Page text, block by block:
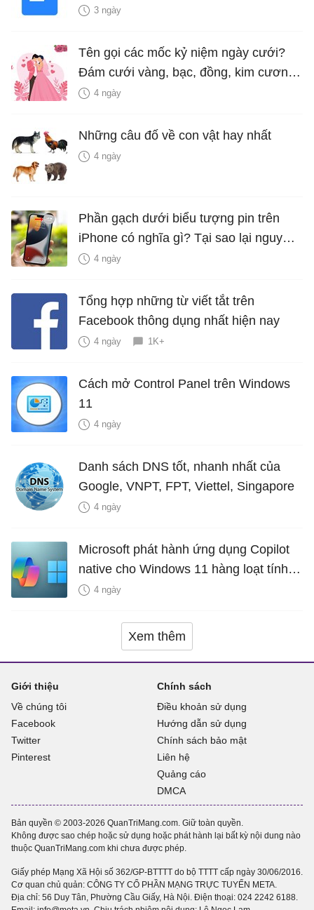
3 ngày
Tên gọi các mốc kỷ niệm ngày cưới?
Đám cưới vàng, bạc, đồng, kim cương
là bao nhiêu năm?
4 ngày
Những câu đố về con vật hay nhất
4 ngày
Phần gạch dưới biểu tượng pin trên
iPhone có nghĩa gì? Tại sao lại nguy
hiểm?
4 ngày
Tổng hợp những từ viết tắt trên
Facebook thông dụng nhất hiện nay
4 ngày 1K+
Cách mở Control Panel trên Windows
11
4 ngày
Danh sách DNS tốt, nhanh nhất của
Google, VNPT, FPT, Viettel, Singapore
4 ngày
Microsoft phát hành ứng dụng Copilot
native cho Windows 11 hàng loạt tính
năng mới Hữu Ích
4 ngày
Xem thêm
Giới thiệu
Về chúng tôi
Facebook
Twitter
Pinterest
Chính sách
Điều khoản sử dụng
Hướng dẫn sử dụng
Chính sách bảo mật
Liên hệ
Quảng cáo
DMCA
Bản quyền © 2003-2026 QuanTriMang.com. Giữ toàn quyền.
Không được sao chép hoặc sử dụng hoặc phát hành lại bất kỳ nội dung nào
thuộc QuanTriMang.com khi chưa được phép.
Giấy phép Mạng Xã Hội số 362/GP-BTTTT do bộ TTTT cấp ngày 30/06/2016.
Cơ quan chủ quản: CÔNG TY CỔ PHẦN MẠNG TRỰC TUYẾN META.
Địa chỉ: 56 Duy Tân, Phường Cầu Giấy, Hà Nội. Điện thoại: 024 2242 6188.